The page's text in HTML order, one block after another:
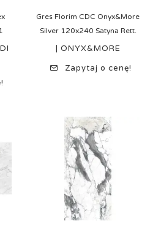
Gres Florim CDC Onyx&More
Silver 120x240 Satyna Rett.
| ONYX&MORE
Zapytaj o cenę!